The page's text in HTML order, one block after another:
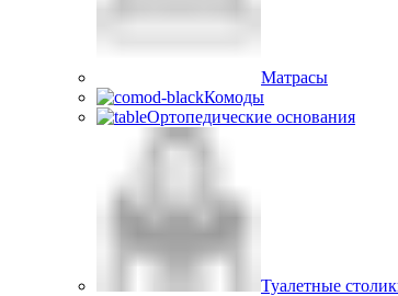
Матрасы
Комоды
Ортопедические основания
Туалетные